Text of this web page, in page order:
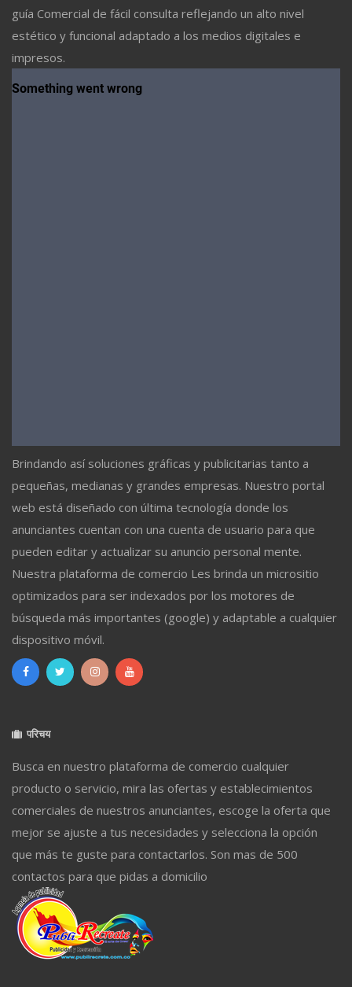
guía Comercial de fácil consulta reflejando un alto nivel
estético y funcional adaptado a los medios digitales e
impresos.
Brindando así soluciones gráficas y publicitarias tanto a
pequeñas, medianas y grandes empresas. Nuestro portal
web está diseñado con última tecnología donde los
anunciantes cuentan con una cuenta de usuario para que
pueden editar y actualizar su anuncio personal mente.
Nuestra plataforma de comercio Les brinda un micrositio
optimizados para ser indexados por los motores de
búsqueda más importantes (google) y adaptable a cualquier
dispositivo móvil.
परिचय
Busca en nuestro plataforma de comercio cualquier
producto o servicio, mira las ofertas y establecimientos
comerciales de nuestros anunciantes, escoge la oferta que
mejor se ajuste a tus necesidades y selecciona la opción
que más te guste para contactarlos. Son mas de 500
contactos para que pidas a domicilio